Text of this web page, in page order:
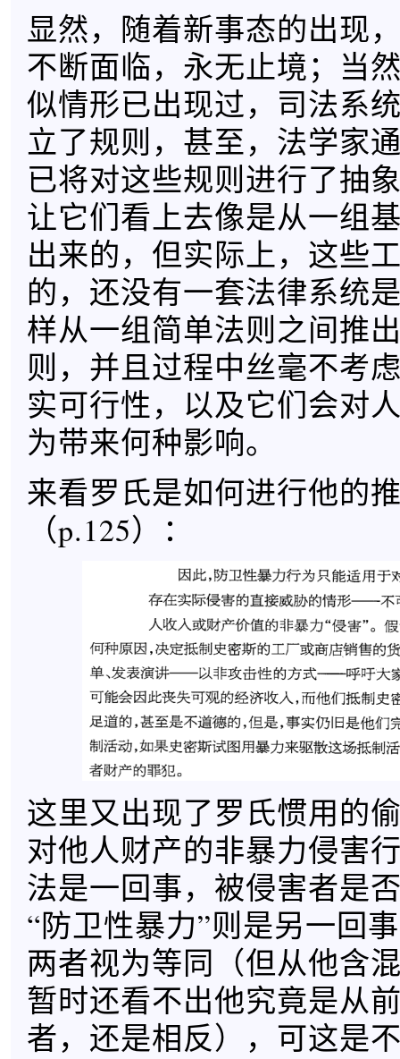
显然，随着新事态的出现
不断面临，永无止境；当
似情形已出现过，司法系
立了规则，甚至，法学家
已将对这些规则进行了抽
让它们看上去像是从一组
出来的，但实际上，这些
的，还没有一套法律系统
样从一组简单法则之间推
则，并且过程中丝毫不考
实可行性，以及它们会对
为带来何种影响。
来看罗氏是如何进行他的
（p.125）：
这里又出现了罗氏惯用的
对他人财产的非暴力侵害
法是一回事，被侵害者是
“防卫性暴力”则是另一回
两者视为等同（但从他含
暂时还看不出他究竟是从
者，还是相反），可这是